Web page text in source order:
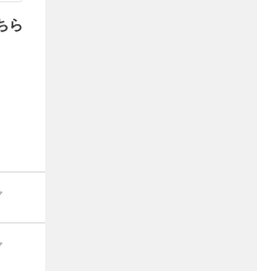
ら